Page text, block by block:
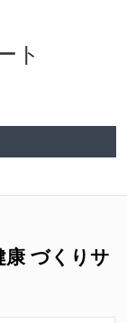
ト
康 づくりサ